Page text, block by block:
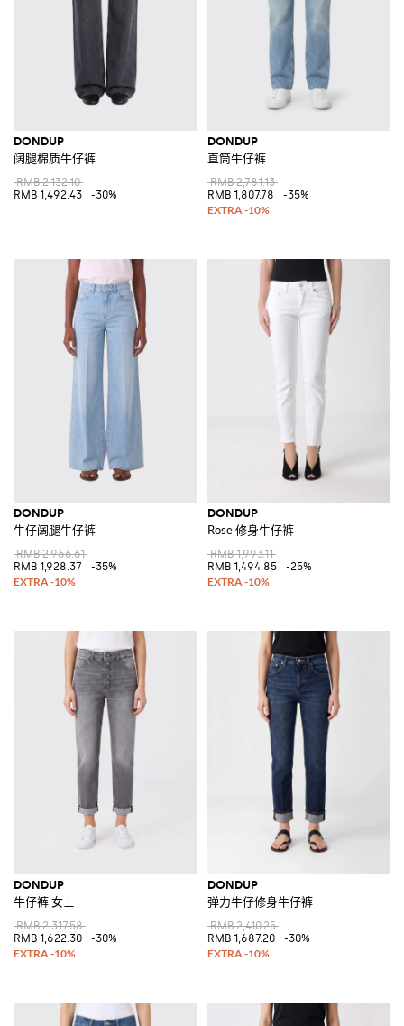
DONDUP
阔腿棉质牛仔裤
RMB 2,132.10
RMB 1,492.43
-30%
DONDUP
直筒牛仔裤
RMB 2,781.13
RMB 1,807.78
-35%
DONDUP
牛仔阔腿牛仔裤
RMB 2,966.61
RMB 1,928.37
-35%
DONDUP
Rose 修身牛仔裤
RMB 1,993.11
RMB 1,494.85
-25%
DONDUP
牛仔裤 女士
RMB 2,317.58
RMB 1,622.30
-30%
DONDUP
弹力牛仔修身牛仔裤
RMB 2,410.25
RMB 1,687.20
-30%